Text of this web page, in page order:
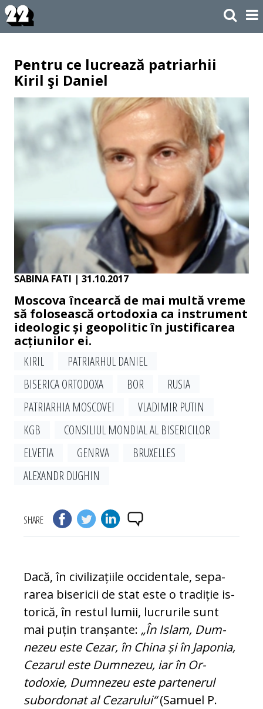
Pentru ce lucrează patriarhii
Kiril şi Daniel
SABINA FATI | 31.10.2017
Moscova încearcă de mai multă vreme
să folosească ortodoxia ca instrument
ideologic și geopolitic în justificarea
acțiunilor ei.
KIRIL
PATRIARHUL DANIEL
BISERICA ORTODOXA
BOR
RUSIA
PATRIARHIA MOSCOVEI
VLADIMIR PUTIN
KGB
CONSILIUL MONDIAL AL BISERICILOR
ELVETIA
GENRVA
BRUXELLES
ALEXANDR DUGHIN
SHARE
Dacă, în civilizațiile occidentale, se­pa­
rarea bisericii de stat este o tradiție is­
torică, în restul lumii, lucrurile sunt
mai puțin tranșante: „În Islam, Dum­
nezeu este Cezar, în Chi­na și în Ja­po­nia,
Ce­zarul este Dum­ne­zeu, iar în Or­
todoxie, Dumnezeu este par­te­ne­rul
subordonat al Ce­zarului“(Sa­mu­el P.